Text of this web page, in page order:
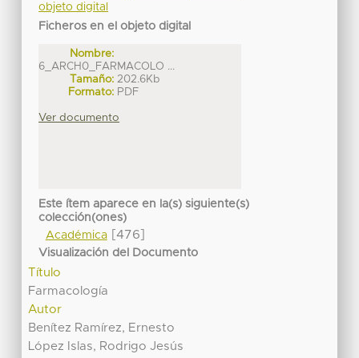
objeto digital
Ficheros en el objeto digital
Nombre:
6_ARCH0_FARMACOLO ...
Tamaño: 202.6Kb
Formato: PDF
Ver documento
Este ítem aparece en la(s) siguiente(s)
colección(ones)
Académica[476]
Visualización del Documento
Título
Farmacología
Autor
Benítez Ramírez, Ernesto
López Islas, Rodrigo Jesús